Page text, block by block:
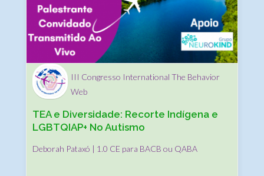
III Congresso International The Behavior
Web
TEA e Diversidade: Recorte Indígena e
LGBTQIAP+ No Autismo
Deborah Pataxó | 1.0 CE para BACB ou QABA